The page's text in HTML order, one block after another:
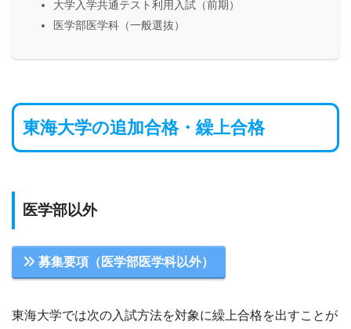
大学入学共通テスト利用入試（前期）
医学部医学科（一般選抜）
東海大学の追加合格・繰上合格
医学部以外
募集要項（医学部医学科以外）
東海大学では次の入試方法を対象に繰上合格を出すことが